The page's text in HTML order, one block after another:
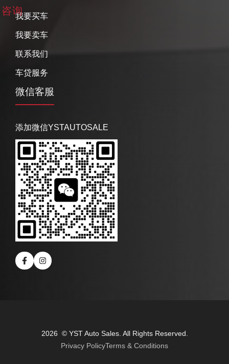
咨询我要买车
我要卖车
联系我们
车贷服务
微信客服
添加微信YSTAUTOSALE
2026 © YST Auto Sales. All Rights Reserved.
Privacy PolicyTerms & Conditions